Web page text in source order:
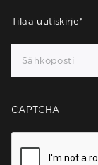
Tilaa uutiskirje*
CAPTCHA